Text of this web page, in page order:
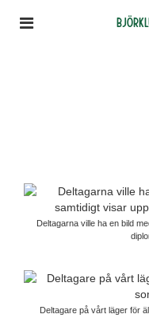
Deltagarna ville ha en bild
Deltagare på vårt läger för